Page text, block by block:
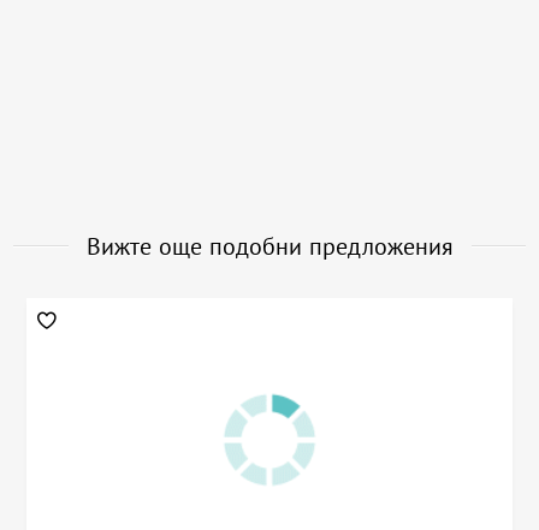
Вижте още подобни предложения